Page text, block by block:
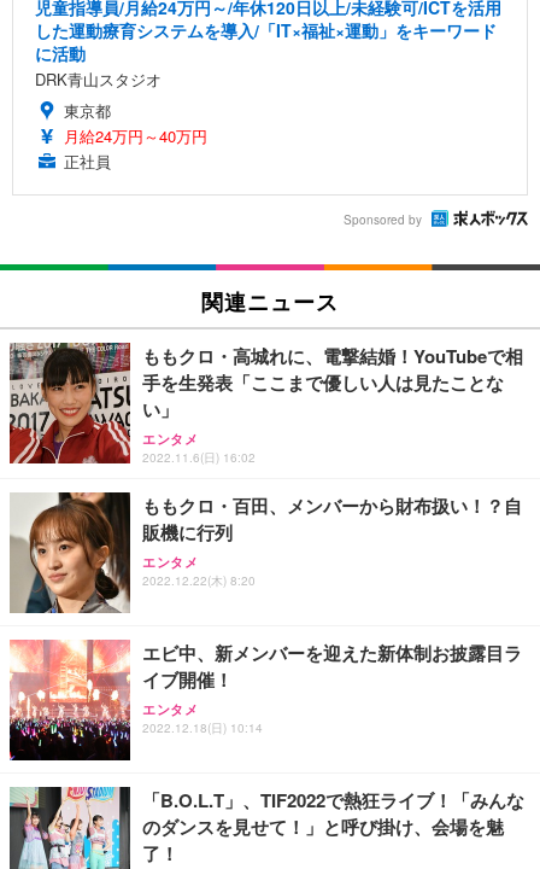
児童指導員/月給24万円～/年休120日以上/未経験可/ICTを活用
した運動療育システムを導入/「IT×福祉×運動」をキーワード
に活動
DRK青山スタジオ
東京都
月給24万円～40万円
正社員
Sponsored by
関連ニュース
ももクロ・高城れに、電撃結婚！YouTubeで相
手を生発表「ここまで優しい人は見たことな
い」
エンタメ
2022.11.6(日) 16:02
ももクロ・百田、メンバーから財布扱い！？自
販機に行列
エンタメ
2022.12.22(木) 8:20
エビ中、新メンバーを迎えた新体制お披露目ラ
イブ開催！
エンタメ
2022.12.18(日) 10:14
「B.O.L.T」、TIF2022で熱狂ライブ！「みんな
のダンスを見せて！」と呼び掛け、会場を魅
了！